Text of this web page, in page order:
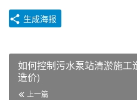
生成海报
如何控制污水泵站清淤施工
造价)
上一篇